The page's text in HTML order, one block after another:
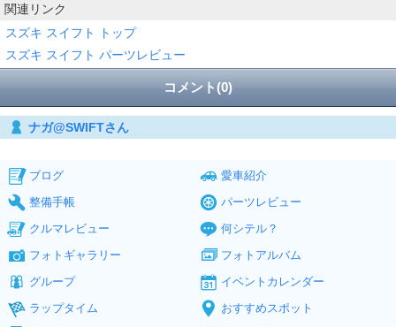
関連リンク
スズキ スイフト トップ
スズキ スイフト パーツレビュー
コメント(0)
ナガ@SWIFTさん
ブログ
愛車紹介
整備手帳
パーツレビュー
クルマレビュー
何シテル？
フォトギャラリー
フォトアルバム
グループ
イベントカレンダー
ラップタイム
おすすめスポット